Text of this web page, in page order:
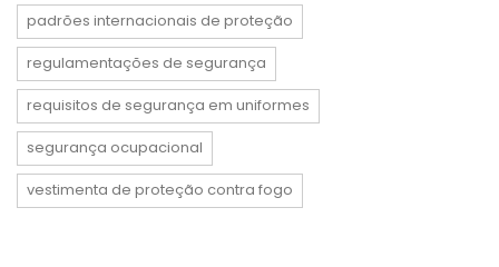
padrões internacionais de proteção
regulamentações de segurança
requisitos de segurança em uniformes
segurança ocupacional
vestimenta de proteção contra fogo